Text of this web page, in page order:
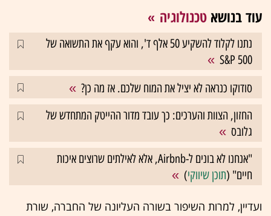
עוד בנושא טכנולוגיה
נתנו לקלוד להשקיע 50 אלף ד', והוא עקף את התשואה של
S&P 500
סודוקו כנראה לא יציל את המוח שלכם. אז מה כן?
החזון, הצוות והערכים: כך עובד מדור ההייטק המתחדש של
גלובס
"אנחנו לא בונים ל-Airbnb, אלא לאילתים שרוצים איכות
חיים" (תוכן שיווקי)
ועדיין, למרות השיפור בשורה העליונה של החברה, שורת